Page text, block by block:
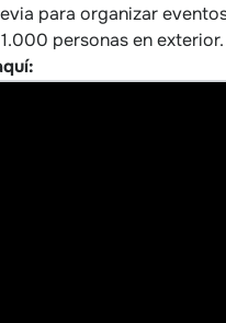
para organizar
personas en exterior.